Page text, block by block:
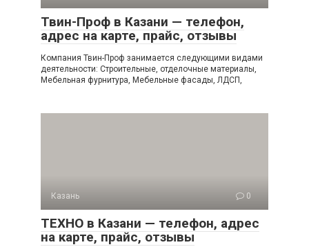
Твин-Проф в Казани — телефон,
адрес на карте, прайс, отзывы
Компания Твин-Проф занимается следующими видами
деятельности: Строительные, отделочные материалы,
Мебельная фурнитура, Мебельные фасады, ЛДСП,
Казань 0
ТЕХНО в Казани — телефон, адрес
на карте, прайс, отзывы